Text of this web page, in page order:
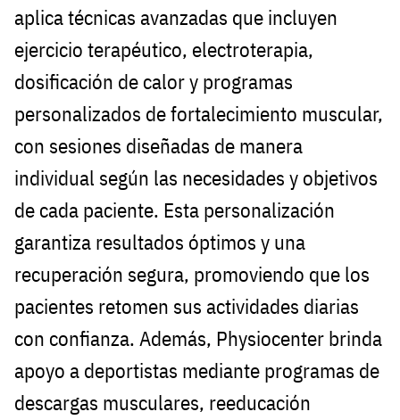
aplica técnicas avanzadas que incluyen
ejercicio terapéutico, electroterapia,
dosificación de calor y programas
personalizados de fortalecimiento muscular,
con sesiones diseñadas de manera
individual según las necesidades y objetivos
de cada paciente. Esta personalización
garantiza resultados óptimos y una
recuperación segura, promoviendo que los
pacientes retomen sus actividades diarias
con confianza. Además, Physiocenter brinda
apoyo a deportistas mediante programas de
descargas musculares, reeducación